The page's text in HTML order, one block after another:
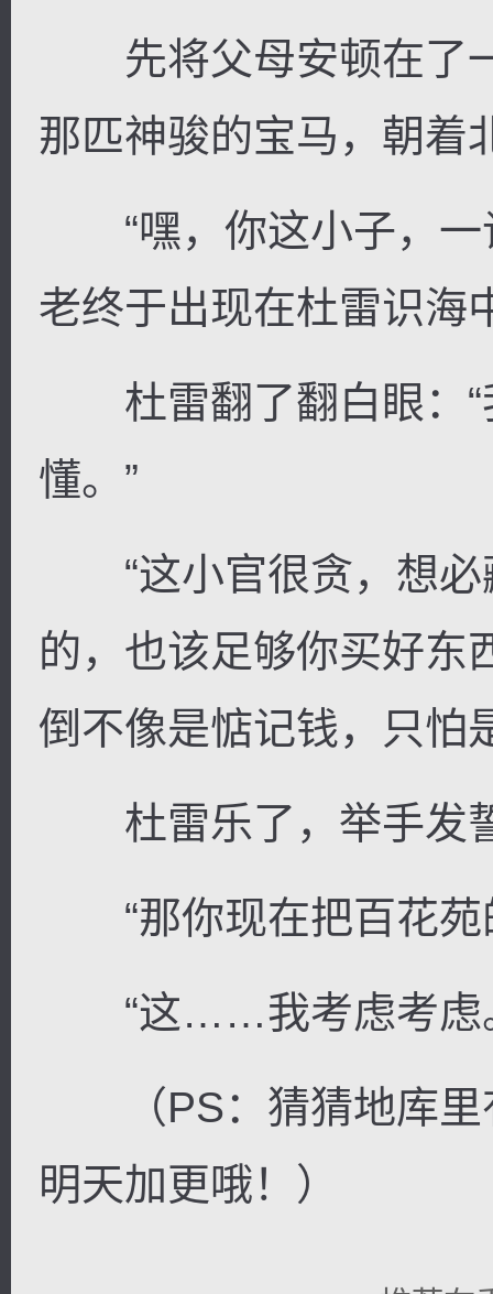
先将父母安顿在了
那匹神骏的宝马，朝着
“嘿，你这小子，一
老终于出现在杜雷识海
杜雷翻了翻白眼：“
懂。”
“这小官很贪，想必
的，也该足够你买好东
倒不像是惦记钱，只怕
杜雷乐了，举手发誓
“那你现在把百花苑
“这……我考虑考虑
（PS：猜猜地库里
明天加更哦！）